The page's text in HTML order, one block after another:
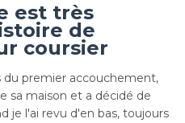
est très
de
coursier
du premier accouchement,
sa maison et a décidé de
je l'ai revu d'en bas, toujours